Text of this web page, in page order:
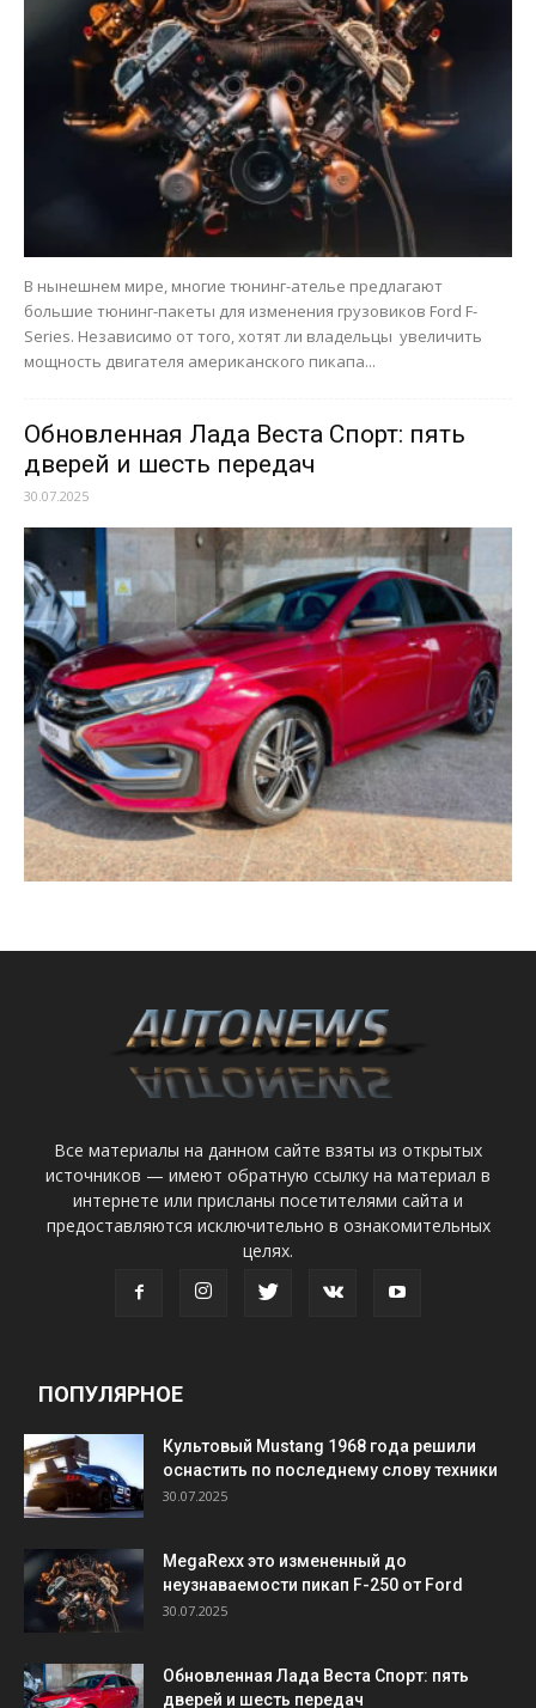
В нынешнем мире, многие тюнинг-ателье предлагают
большие тюнинг-пакеты для изменения грузовиков Ford F-
Series. Независимо от того, хотят ли владельцы увеличить
мощность двигателя американского пикапа...
Обновленная Лада Веста Спорт: пять
дверей и шесть передач
30.07.2025
Все материалы на данном сайте взяты из открытых
источников — имеют обратную ссылку на материал в
интернете или присланы посетителями сайта и
предоставляются исключительно в ознакомительных
целях.
ПОПУЛЯРНОЕ
Культовый Mustang 1968 года решили
оснастить по последнему слову техники
30.07.2025
MegaRexx это измененный до
неузнаваемости пикап F-250 от Ford
30.07.2025
Обновленная Лада Веста Спорт: пять
дверей и шесть передач